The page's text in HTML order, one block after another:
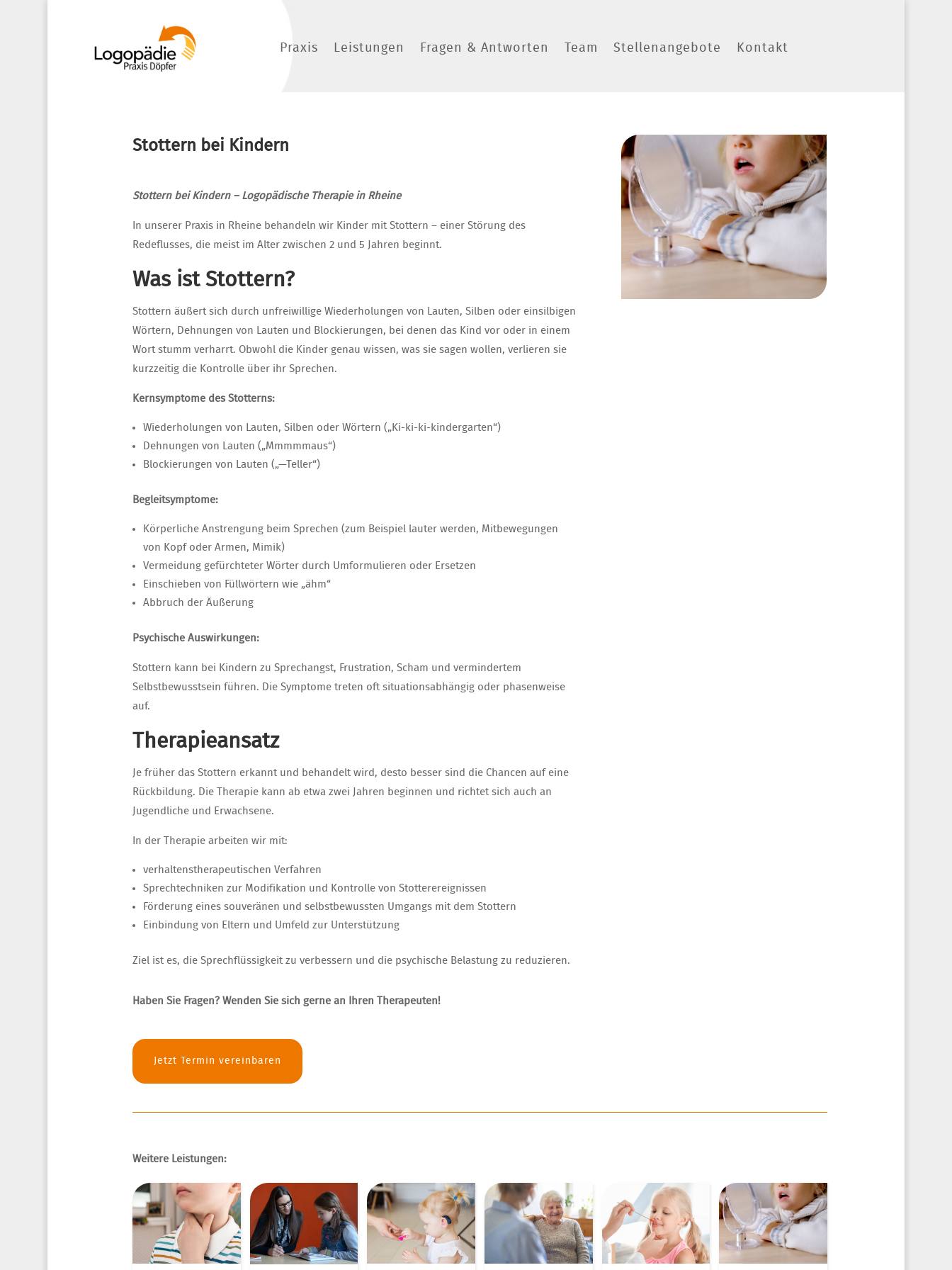
Praxis Leistungen Fragen & Antworten Team Stellenangebote Kontakt
Stottern bei Kindern
Stottern bei Kindern – Logopädische Therapie in Rheine
In unserer Praxis in Rheine behandeln wir Kinder mit Stottern – einer Störung des
Redeflusses, die meist im Alter zwischen 2 und 5 Jahren beginnt.
Was ist Stottern?
Stottern äußert sich durch unfreiwillige Wiederholungen von Lauten, Silben oder einsilbigen
Wörtern, Dehnungen von Lauten und Blockierungen, bei denen das Kind vor oder in einem
Wort stumm verharrt. Obwohl die Kinder genau wissen, was sie sagen wollen, verlieren sie
kurzzeitig die Kontrolle über ihr Sprechen.
Kernsymptome des Stotterns:
Wiederholungen von Lauten, Silben oder Wörtern („Ki-ki-ki-kindergarten“)
Dehnungen von Lauten („Mmmmmaus“)
Blockierungen von Lauten („—Teller“)
Begleitsymptome:
Körperliche Anstrengung beim Sprechen (zum Beispiel lauter werden, Mitbewegungen
von Kopf oder Armen, Mimik)
Vermeidung gefürchteter Wörter durch Umformulieren oder Ersetzen
Einschieben von Füllwörtern wie „ähm“
Abbruch der Äußerung
Psychische Auswirkungen:
Stottern kann bei Kindern zu Sprechangst, Frustration, Scham und vermindertem
Selbstbewusstsein führen. Die Symptome treten oft situationsabhängig oder phasenweise
auf.
Therapieansatz
Je früher das Stottern erkannt und behandelt wird, desto besser sind die Chancen auf eine
Rückbildung. Die Therapie kann ab etwa zwei Jahren beginnen und richtet sich auch an
Jugendliche und Erwachsene.
In der Therapie arbeiten wir mit:
verhaltenstherapeutischen Verfahren
Sprechtechniken zur Modifikation und Kontrolle von Stotterereignissen
Förderung eines souveränen und selbstbewussten Umgangs mit dem Stottern
Einbindung von Eltern und Umfeld zur Unterstützung
Ziel ist es, die Sprechflüssigkeit zu verbessern und die psychische Belastung zu reduzieren.
Haben Sie Fragen? Wenden Sie sich gerne an Ihren Therapeuten!
Jetzt Termin vereinbaren
Weitere Leistungen: